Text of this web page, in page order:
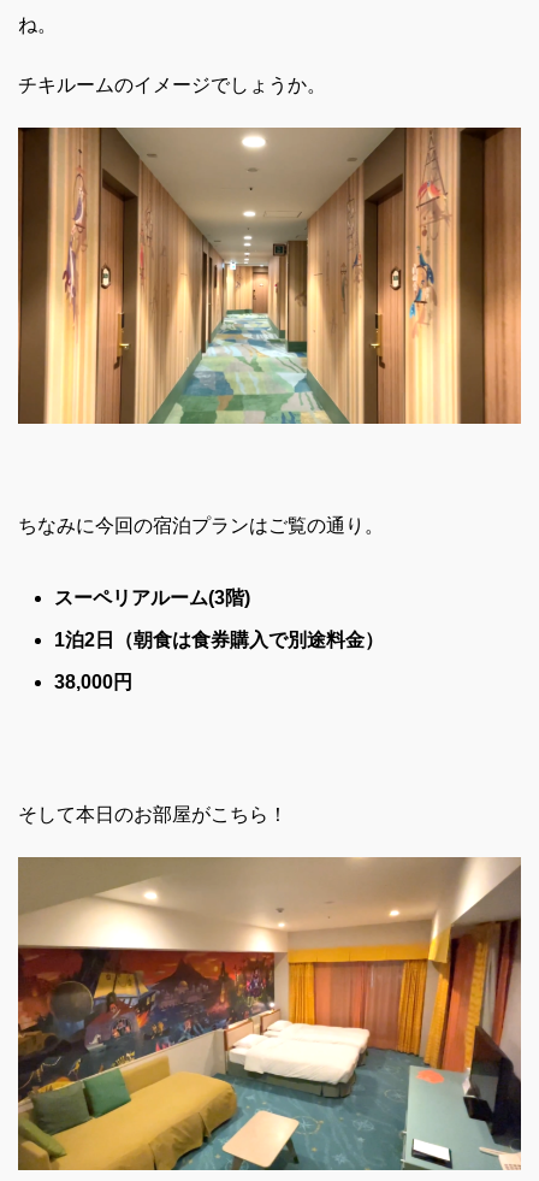
ね。
チキルームのイメージでしょうか。
ちなみに今回の宿泊プランはご覧の通り。
スーペリアルーム(3階)
1泊2日（朝食は食券購入で別途料金）
38,000円
そして本日のお部屋がこちら！